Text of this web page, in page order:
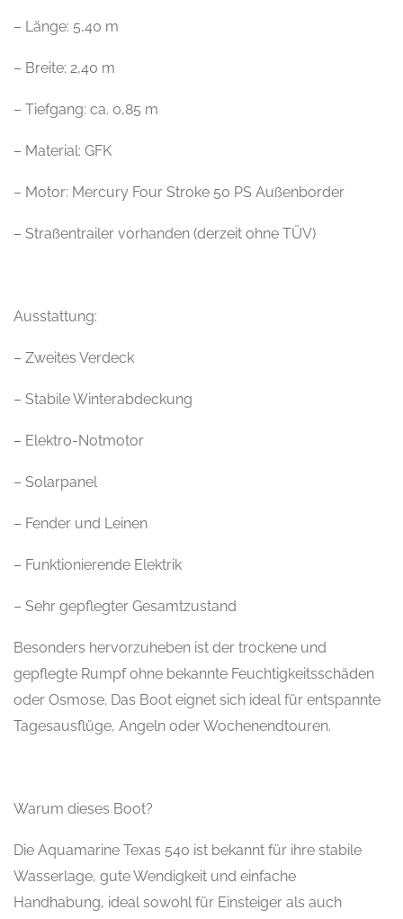
– Länge: 5,40 m
– Breite: 2,40 m
– Tiefgang: ca. 0,85 m
– Material: GFK
– Motor: Mercury Four Stroke 50 PS Außenborder
– Straßentrailer vorhanden (derzeit ohne TÜV)
Ausstattung:
– Zweites Verdeck
– Stabile Winterabdeckung
– Elektro-Notmotor
– Solarpanel
– Fender und Leinen
– Funktionierende Elektrik
– Sehr gepflegter Gesamtzustand
Besonders hervorzuheben ist der trockene und
gepflegte Rumpf ohne bekannte Feuchtigkeitsschäden
oder Osmose. Das Boot eignet sich ideal für entspannte
Tagesausflüge, Angeln oder Wochenendtouren.
Warum dieses Boot?
Die Aquamarine Texas 540 ist bekannt für ihre stabile
Wasserlage, gute Wendigkeit und einfache
Handhabung, ideal sowohl für Einsteiger als auch